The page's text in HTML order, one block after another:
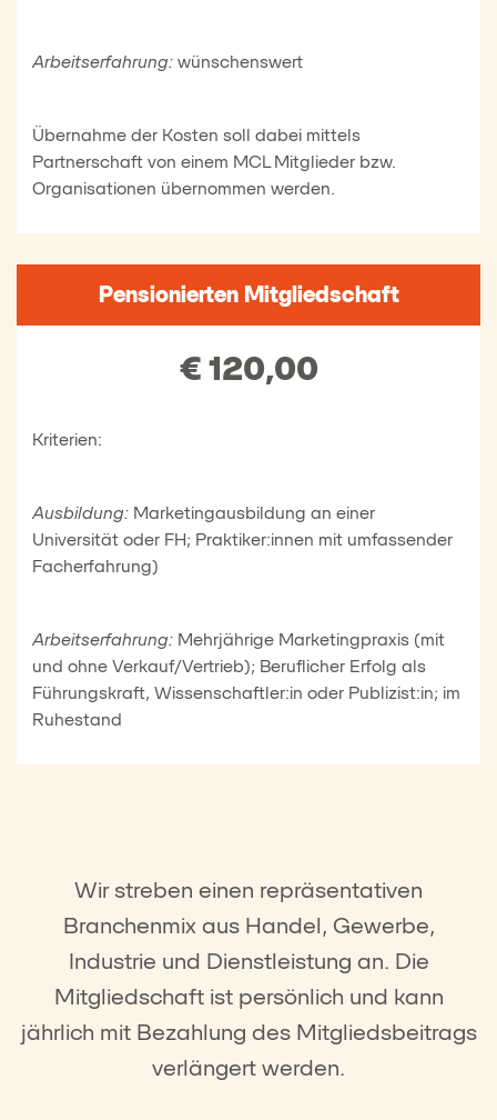
Arbeitserfahrung: wünschenswert
Übernahme der Kosten soll dabei mittels
Partnerschaft von einem MCL Mitglieder bzw.
Organisationen übernommen werden.
Pensionierten Mitgliedschaft
€ 120,00
Kriterien:
Ausbildung: Marketingausbildung an einer
Universität oder FH; Praktiker:innen mit umfassender
Facherfahrung)
Arbeitserfahrung: Mehrjährige Marketingpraxis (mit
und ohne Verkauf/Vertrieb); Beruflicher Erfolg als
Führungskraft, Wissenschaftler:in oder Publizist:in; im
Ruhestand
Wir streben einen repräsentativen
Branchenmix aus Handel, Gewerbe,
Industrie und Dienstleistung an. Die
Mitgliedschaft ist persönlich und kann
jährlich mit Bezahlung des Mitgliedsbeitrags
verlängert werden.